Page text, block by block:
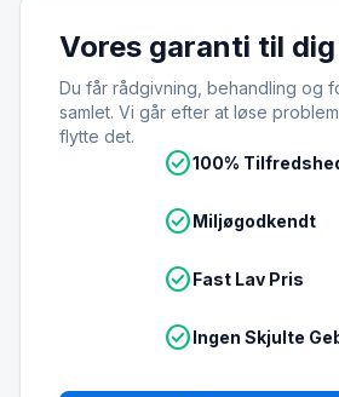
Vores garanti til dig
Du får rådgivning, behandling og
samlet. Vi går efter at løse
flytte det.
check_circle100%
check_circleMiljøgodkendt
check_circleFast Lav Pris
check_circleIngen Skjulte